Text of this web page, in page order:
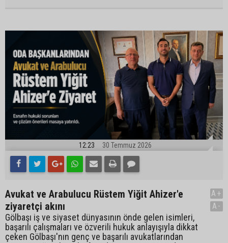
12:23 30 Temmuz 2026
Avukat ve Arabulucu Rüstem Yiğit Ahizer'e
ziyaretçi akını
Gölbaşı iş ve siyaset dünyasının önde gelen isimleri,
başarılı çalışmaları ve özverili hukuk anlayışıyla dikkat
çeken Gölbaşı'nın genç ve başarılı avukatlarından
A+
A-